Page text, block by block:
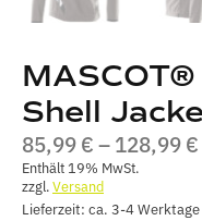
Shell Jacke
85,99€–128,99€
Enthält 19% MwSt.
zzgl.Versand
Lieferzeit: ca. 3-4 Werktage